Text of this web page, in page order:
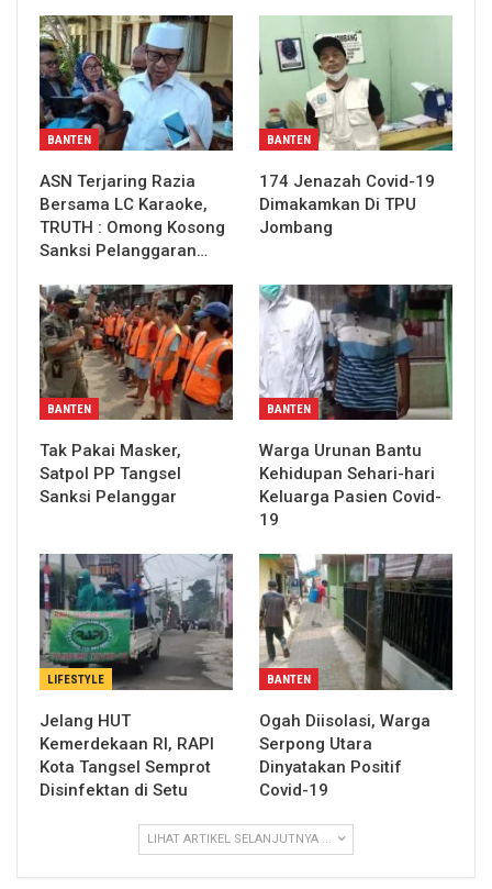
BANTEN
ASN Terjaring Razia
Bersama LC Karaoke,
TRUTH : Omong Kosong
Sanksi Pelanggaran…
BANTEN
174 Jenazah Covid-19
Dimakamkan Di TPU
Jombang
BANTEN
Tak Pakai Masker,
Satpol PP Tangsel
Sanksi Pelanggar
BANTEN
Warga Urunan Bantu
Kehidupan Sehari-hari
Keluarga Pasien Covid-
19
LIFESTYLE
Jelang HUT
Kemerdekaan RI, RAPI
Kota Tangsel Semprot
Disinfektan di Setu
BANTEN
Ogah Diisolasi, Warga
Serpong Utara
Dinyatakan Positif
Covid-19
LIHAT ARTIKEL SELANJUTNYA ...